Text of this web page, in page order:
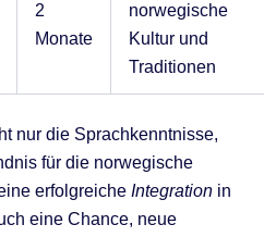
2
Monate
norwegische
Kultur und
Traditionen
nur die Sprachkenntnisse,
für die norwegische
erfolgreiche Integrationin
eine Chance, neue